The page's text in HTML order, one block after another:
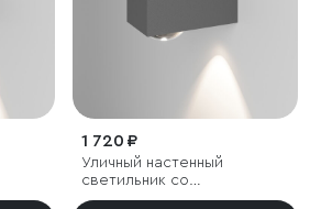
1 720 ₽
Уличный настенный
светильник со
светодиодами Lenses